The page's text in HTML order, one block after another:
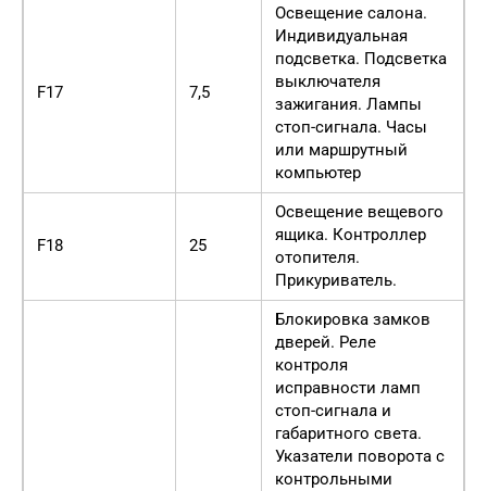
F17 7,5
Освещение салона.
Индивидуальная
подсветка. Подсветка
выключателя
зажигания. Лампы
стоп-сигнала. Часы
или маршрутный
компьютер
F18 25
Освещение вещевого
ящика. Контроллер
отопителя.
Прикуриватель.
Блокировка замков
дверей. Реле
контроля
исправности ламп
стоп-сигнала и
габаритного света.
Указатели поворота с
контрольными